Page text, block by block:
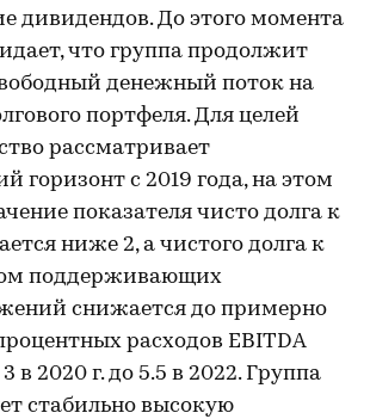
дивидендов. До этого момента
что группа продолжит
денежный поток на
портфеля. Для целей
рассматривает
горизонт с 2019 года, на этом
показателя чисто долга к
ниже 2, а чистого долга к
поддерживающих
снижается до примерно
расходов EBITDA
в 2020 г. до 5.5 в 2022. Группа
стабильно высокую